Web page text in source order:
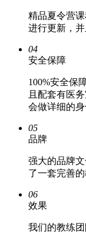
精品夏令营
进行更新，
04
安全保障
100%安全保
且配套有医
会做详细的身
05
品牌
强大的品牌
了一套完善
06
效果
我们的教练